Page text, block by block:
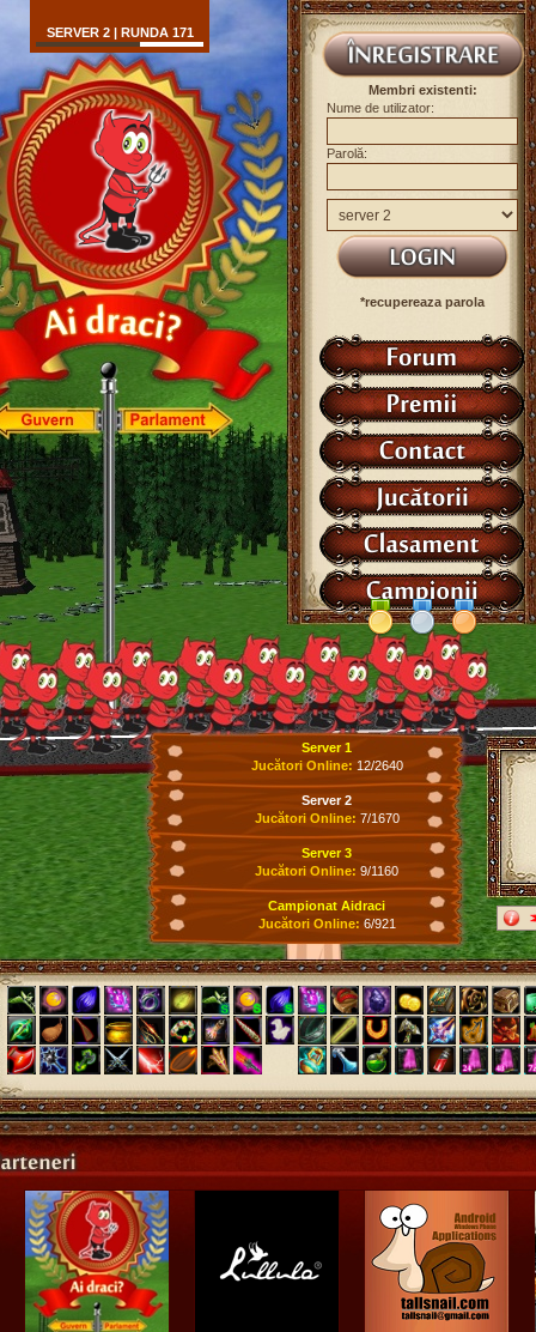
SERVER 2 | RUNDA 171
Membri existenti:
Nume de utilizator:
Parolă:
*recupereaza parola
Server 1
Jucători Online: 12/2640
Server 2
Jucători Online: 7/1670
Server 3
Jucători Online: 9/1160
Campionat Aidraci
Jucători Online: 6/921